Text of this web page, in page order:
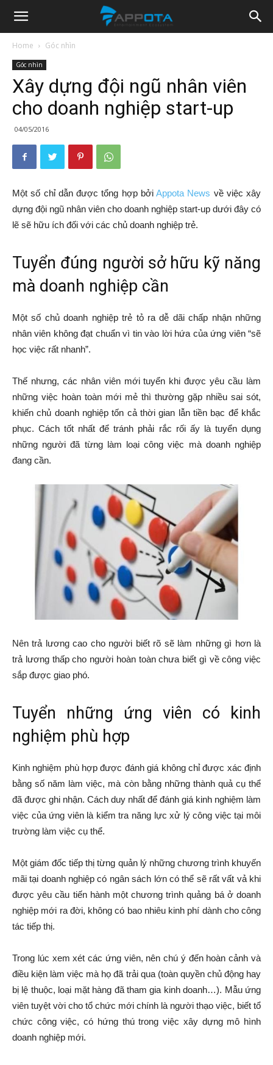
Appota
News
Home Góc nhìn
Góc nhìn
Xây dựng đội ngũ nhân viên
cho doanh nghiệp start-up
04/05/2016
Một số chỉ dẫn được tổng hợp bởi Appota News về việc xây
dựng đội ngũ nhân viên cho doanh nghiệp start-up dưới đây có
lẽ sẽ hữu ích đối với các chủ doanh nghiệp trẻ.
Tuyển đúng người sở hữu kỹ năng
mà doanh nghiệp cần
Một số chủ doanh nghiệp trẻ tỏ ra dễ dãi chấp nhận những
nhân viên không đạt chuẩn vì tin vào lời hứa của ứng viên “sẽ
học việc rất nhanh”.
Thế nhưng, các nhân viên mới tuyển khi được yêu cầu làm
những việc hoàn toàn mới mẻ thì thường gặp nhiều sai sót,
khiến chủ doanh nghiệp tốn cả thời gian lẫn tiền bạc để khắc
phục. Cách tốt nhất để tránh phải rắc rối ấy là tuyển dụng
những người đã từng làm loại công việc mà doanh nghiệp
đang cần.
Nên trả lương cao cho người biết rõ sẽ làm những gì hơn là
trả lương thấp cho người hoàn toàn chưa biết gì về công việc
sắp được giao phó.
Tuyển những ứng viên có kinh
nghiệm phù hợp
Kinh nghiệm phù hợp được đánh giá không chỉ được xác định
bằng số năm làm việc, mà còn bằng những thành quả cụ thể
đã được ghi nhận. Cách duy nhất để đánh giá kinh nghiệm làm
việc của ứng viên là kiểm tra năng lực xử lý công việc tại môi
trường làm việc cụ thể.
Một giám đốc tiếp thị từng quản lý những chương trình khuyến
mãi tại doanh nghiệp có ngân sách lớn có thể sẽ rất vất vả khi
được yêu cầu tiến hành một chương trình quảng bá ở doanh
nghiệp mới ra đời, không có bao nhiêu kinh phí dành cho công
tác tiếp thị.
Trong lúc xem xét các ứng viên, nên chú ý đến hoàn cảnh và
điều kiện làm việc mà họ đã trải qua (toàn quyền chủ động hay
bị lệ thuộc, loại mặt hàng đã tham gia kinh doanh…). Mẫu ứng
viên tuyệt vời cho tổ chức mới chính là người thạo việc, biết tổ
chức công việc, có hứng thú trong việc xây dựng mô hình
doanh nghiệp mới.